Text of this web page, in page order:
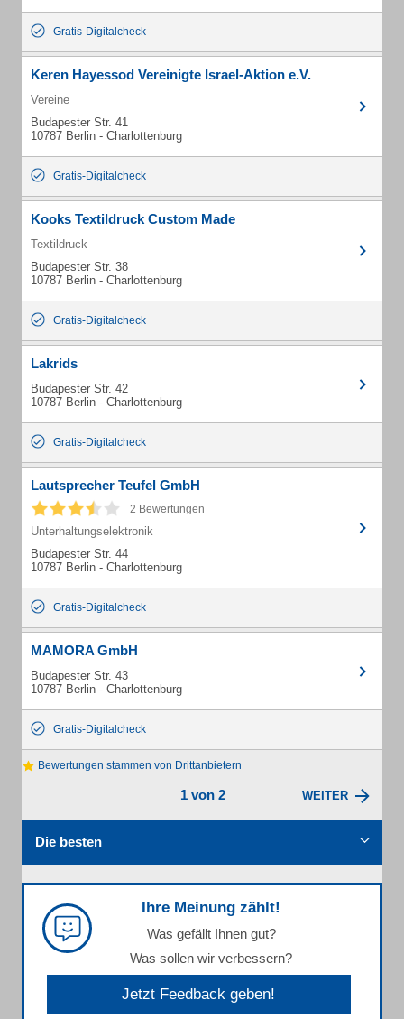
Gratis-Digitalcheck
Keren Hayessod Vereinigte Israel-Aktion e.V.
Vereine
Budapester Str. 41
10787 Berlin - Charlottenburg
Gratis-Digitalcheck
Kooks Textildruck Custom Made
Textildruck
Budapester Str. 38
10787 Berlin - Charlottenburg
Gratis-Digitalcheck
Lakrids
Budapester Str. 42
10787 Berlin - Charlottenburg
Gratis-Digitalcheck
Lautsprecher Teufel GmbH
2 Bewertungen
Unterhaltungselektronik
Budapester Str. 44
10787 Berlin - Charlottenburg
Gratis-Digitalcheck
MAMORA GmbH
Budapester Str. 43
10787 Berlin - Charlottenburg
Gratis-Digitalcheck
Bewertungen stammen von Drittanbietern
1 von 2 WEITER
Die besten
Ihre Meinung zählt!
Was gefällt Ihnen gut?
Was sollen wir verbessern?
Jetzt Feedback geben!